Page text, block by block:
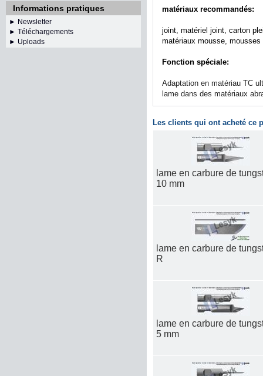
Informations pratiques
► Newsletter
► Téléchargements
► Uploads
matériaux recommandés:
joint, matériel joint, carton
matériaux mousse,
Fonction spéciale:
Adaptation en matériau TC
lame dans des matériaux
Les clients qui ont acheté ce
lame en carbure de
10 mm
lame en carbure de
R
lame en carbure de
5 mm